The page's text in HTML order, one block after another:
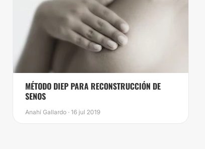
MÉTODO DIEP PARA RECONSTRUCCIÓN DE
SENOS
Anahí Gallardo · 16 jul 2019